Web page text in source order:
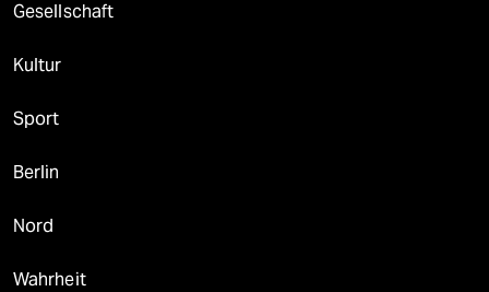
Gesellschaft
Kultur
Sport
Berlin
Nord
Wahrheit